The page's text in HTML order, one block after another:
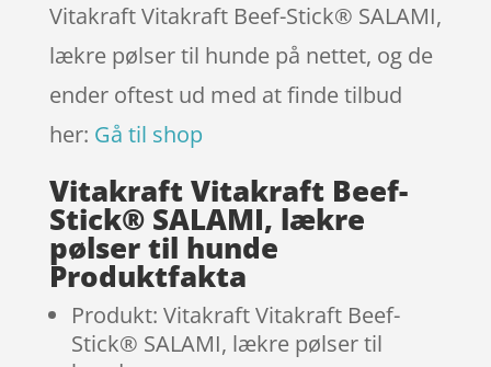
Vitakraft Vitakraft Beef-Stick® SALAMI,
lækre pølser til hunde på nettet, og de
ender oftest ud med at finde tilbud
her: Gå til shop
Vitakraft Vitakraft Beef-
Stick® SALAMI, lækre
pølser til hunde
Produktfakta
Produkt: Vitakraft Vitakraft Beef-
Stick® SALAMI, lækre pølser til